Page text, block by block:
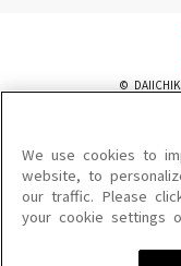
©
このサイトに掲載されている
を問わず、著作権法の定める
を禁じます。
楽曲及びコンテンツは、機種
楽曲及びコンテンツの配信日
We use cookies to
website, to
our traffic. Please
your cookie settings